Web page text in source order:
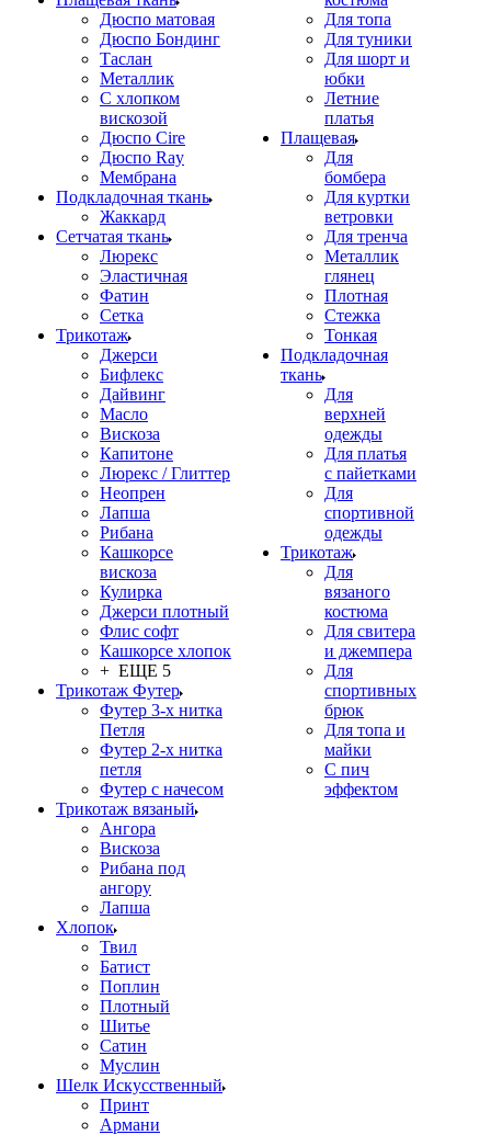
Дюспо матовая
Дюспо Бондинг
Таслан
Металлик
С хлопком
вискозой
Дюспо Cire
Дюспо Ray
Мембрана
Подкладочная ткань
Жаккард
Сетчатая ткань
Люрекс
Эластичная
Фатин
Сетка
Трикотаж
Джерси
Бифлекс
Дайвинг
Масло
Вискоза
Капитоне
Люрекс / Глиттер
Неопрен
Лапша
Рибана
Кашкорсе
вискоза
Кулирка
Джерси плотный
Флис софт
Кашкорсе хлопок
+ ЕЩЕ 5
Трикотаж Футер
Футер 3-х нитка
Петля
Футер 2-х нитка
петля
Футер с начесом
Трикотаж вязаный
Ангора
Вискоза
Рибана под
ангору
Лапша
Хлопок
Твил
Батист
Поплин
Плотный
Шитье
Сатин
Муслин
Шелк Искусственный
Принт
Армани
Для топа
Для туники
Для шорт и
юбки
Летние
платья
Плащевая
Для
бомбера
Для куртки
ветровки
Для тренча
Металлик
глянец
Плотная
Стежка
Тонкая
Подкладочная
ткань
Для
верхней
одежды
Для платья
с пайетками
Для
спортивной
одежды
Трикотаж
Для
вязаного
костюма
Для свитера
и джемпера
Для
спортивных
брюк
Для топа и
майки
С пич
эффектом